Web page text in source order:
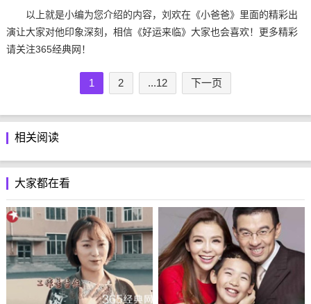
以上就是小编为您介绍的内容，刘欢在《小爸爸》里面的精彩出
演让大家对他印象深刻，相信《好运来临》大家也会喜欢！更多精彩
请关注365经典网！
1 2 ...12 下一页
相关阅读
大家都在看